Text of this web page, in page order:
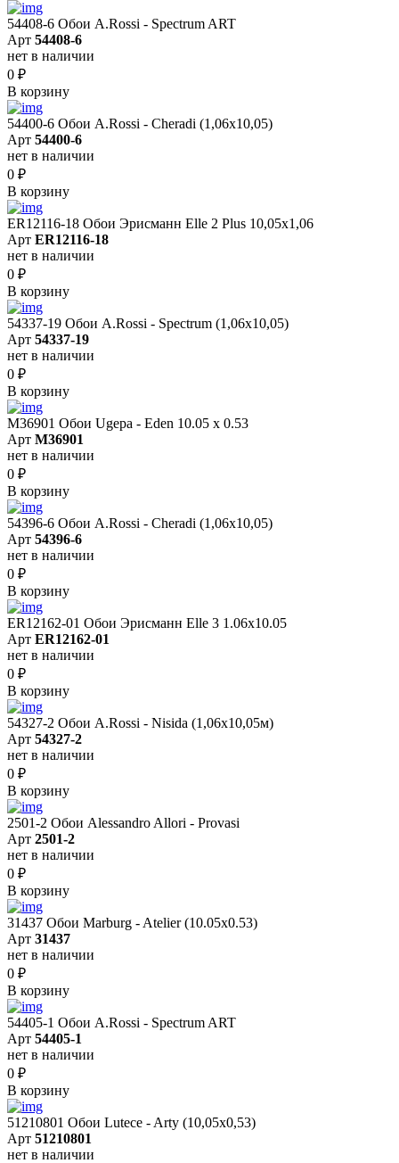
54408-6 Обои A.Rossi - Spectrum ART
Арт 54408-6
нет в наличии
0 ₽
В корзину
54400-6 Обои A.Rossi - Cheradi (1,06x10,05)
Арт 54400-6
нет в наличии
0 ₽
В корзину
ER12116-18 Обои Эрисманн Elle 2 Plus 10,05x1,06
Арт ER12116-18
нет в наличии
0 ₽
В корзину
54337-19 Обои A.Rossi - Spectrum (1,06x10,05)
Арт 54337-19
нет в наличии
0 ₽
В корзину
M36901 Обои Ugepa - Eden 10.05 х 0.53
Арт M36901
нет в наличии
0 ₽
В корзину
54396-6 Обои A.Rossi - Cheradi (1,06x10,05)
Арт 54396-6
нет в наличии
0 ₽
В корзину
ER12162-01 Обои Эрисманн Elle 3 1.06x10.05
Арт ER12162-01
нет в наличии
0 ₽
В корзину
54327-2 Обои A.Rossi - Nisida (1,06x10,05м)
Арт 54327-2
нет в наличии
0 ₽
В корзину
2501-2 Обои Alessandro Allori - Provasi
Арт 2501-2
нет в наличии
0 ₽
В корзину
31437 Обои Marburg - Atelier (10.05х0.53)
Арт 31437
нет в наличии
0 ₽
В корзину
54405-1 Обои A.Rossi - Spectrum ART
Арт 54405-1
нет в наличии
0 ₽
В корзину
51210801 Обои Lutece - Arty (10,05x0,53)
Арт 51210801
нет в наличии